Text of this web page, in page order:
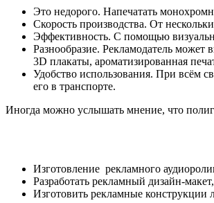
Это недорого. Напечатать
Скорость производства. От
Эффективность. С помощью
Разнообразие. Рекламодатель
3D плакаты, ароматизированная
Удобство использования. При всём
его в транспорте.
Иногда можно услышать мнение, что
Изготовление рекламного
Разработать рекламный дизайн-
Изготовить рекламные конструкции